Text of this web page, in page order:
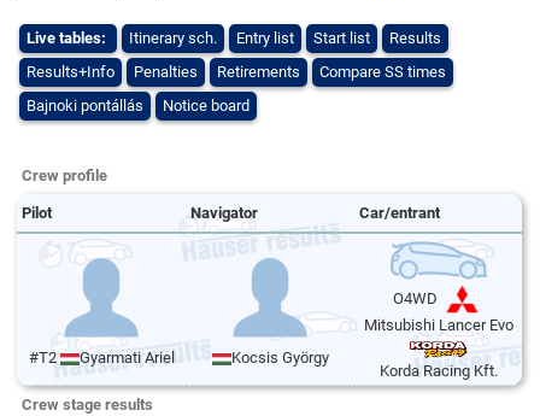
Live tables: Itinerary sch. Entry list Start list
Results
Results+Info
Penalties Retirements
Compare SS times
Bajnoki pontállás
Notice board
Crew profile
Pilot Navigator Car/entrant
#T2 Gyarmati Ariel Kocsis György
O4WD
Mitsubishi Lancer Evo
Korda Racing Kft.
Crew stage results